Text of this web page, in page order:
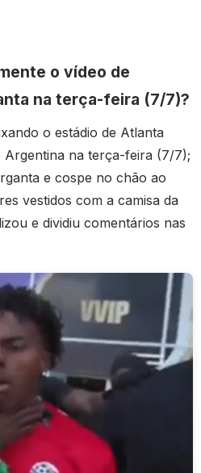
o vídeo de
na terça-feira (7/7)?
o estádio de Atlanta
Argentina na terça-feira (7/7);
e cospe no chão ao
vestidos com a camisa da
e dividiu comentários nas